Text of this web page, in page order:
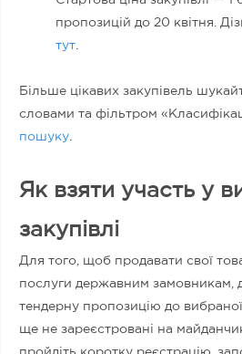
пропозицій до 20 квітня.
тут
Більше цікавих закупівель
словами та фільтром
пошуку
Як взяти участь у
закупівлі
Для того, щоб продавати свої
послуги державним замовникам,
тендерну пропозицію до
ще не зареєстровані на